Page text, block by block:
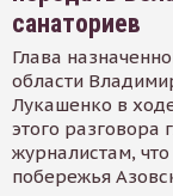
санаториев
Глава
области
Лукашенко в
этого разговора
журналистам,
побережья